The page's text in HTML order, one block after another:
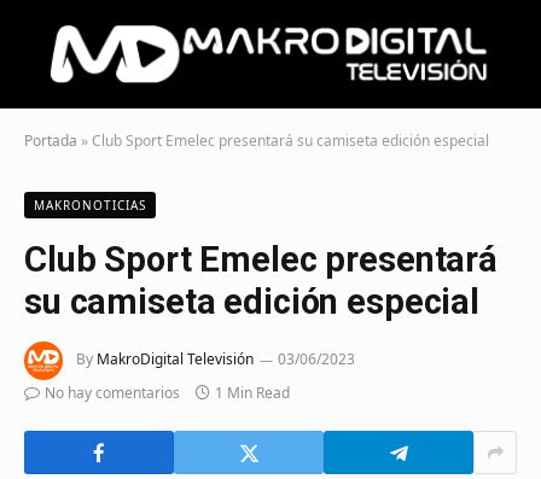
Portada »Club Sport Emelec presentará su camiseta edición especial
MAKRONOTICIAS
Club Sport Emelec presentará
su camiseta edición especial
By MakroDigital Televisión
03/06/2023
No hay comentarios
1 Min Read